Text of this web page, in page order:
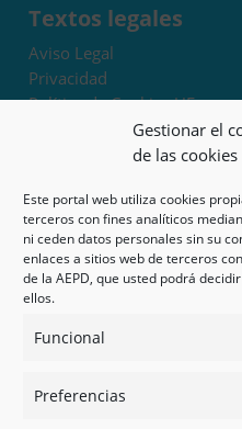
Gestionar el
de las cookies
Este portal web utiliza cookies
terceros con fines analíticos
ni ceden datos personales sin su
enlaces a sitios web de terceros
de la AEPD, que usted podrá
ellos.
Funcional
Preferencias
Textos legales
Aviso Legal
Privacidad
Política de Cookies UE
Términos y condiciones
Exoneración de
Mapa del sitio
Mi cuenta
Tienda
Psicología en Murcia
Guías
Redes sociales